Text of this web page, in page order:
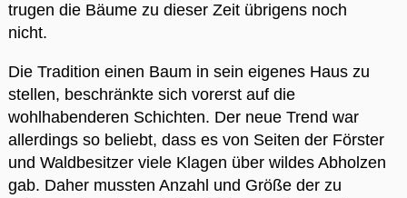
trugen die Bäume zu dieser Zeit übrigens noch
nicht.
Die Tradition einen Baum in sein eigenes Haus zu
stellen, beschränkte sich vorerst auf die
wohlhabenderen Schichten. Der neue Trend war
allerdings so beliebt, dass es von Seiten der Förster
und Waldbesitzer viele Klagen über wildes Abholzen
gab. Daher mussten Anzahl und Größe der zu